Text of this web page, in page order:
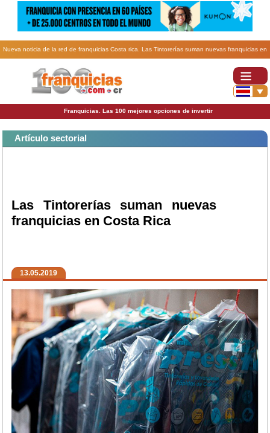
Nueva noticia de la red de franquicias Costa rica. Las Tintorerías suman nuevas franquicias en
Franquicias. Las 100 mejores opciones de invertir
Artículo sectorial
Las Tintorerías suman nuevas
franquicias en Costa Rica
13.05.2019